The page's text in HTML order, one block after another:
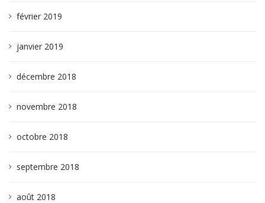
février 2019
janvier 2019
décembre 2018
novembre 2018
octobre 2018
septembre 2018
août 2018